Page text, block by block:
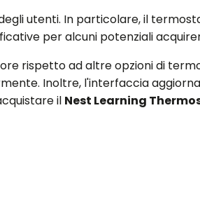
utenti. In particolare, il
per alcuni potenziali
rispetto ad altre opzioni di
Inoltre, l'interfaccia
il Nest Learning